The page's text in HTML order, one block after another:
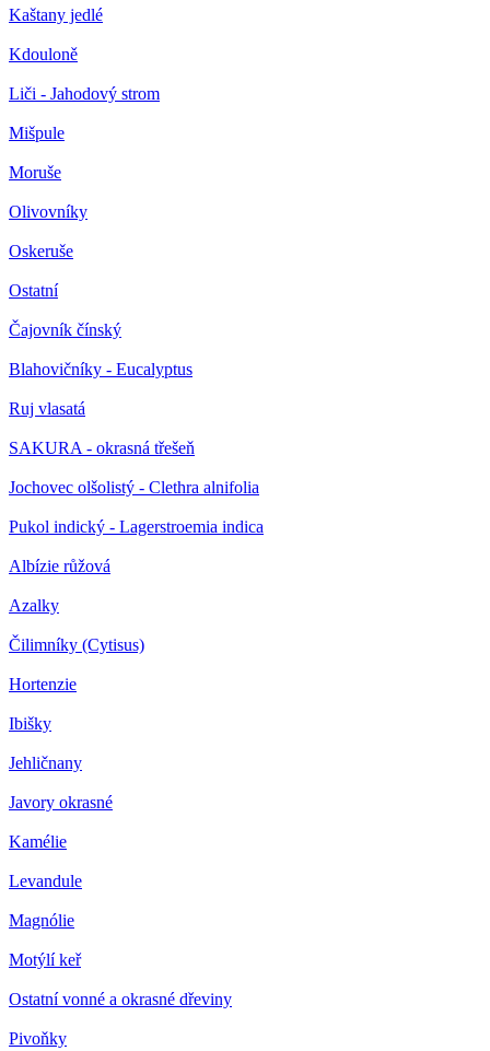
Kaštany jedlé
Kdouloně
Liči - Jahodový strom
Mišpule
Moruše
Olivovníky
Oskeruše
Ostatní
Čajovník čínský
Blahovičníky - Eucalyptus
Ruj vlasatá
SAKURA - okrasná třešeň
Jochovec olšolistý - Clethra alnifolia
Pukol indický - Lagerstroemia indica
Albízie růžová
Azalky
Čilimníky (Cytisus)
Hortenzie
Ibišky
Jehličnany
Javory okrasné
Kamélie
Levandule
Magnólie
Motýlí keř
Ostatní vonné a okrasné dřeviny
Pivoňky